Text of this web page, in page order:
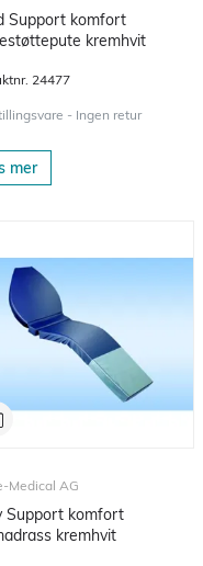
Support komfort
kremhvit
24477
- Ingen retur
mer
Medical AG
Support komfort
kremhvit